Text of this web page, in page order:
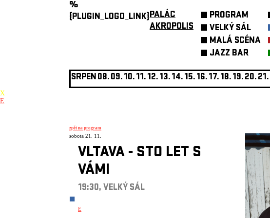
%
{PLUGIN_LOGO_LINK}PALÁC
AKROPOLIS
PROGRAM
VELKÝ SÁL
MALÁ SCÉNA
JAZZ BAR
SRPEN08.09.10.11.12.13.14.15.16.17.18.19.20.21.
X
E
zpět na program
sobota 21. 11.
VLTAVA - STO LET S
VÁMI
19:30, VELKÝ SÁL
E